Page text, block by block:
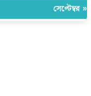
সেপ্টেম্বর »